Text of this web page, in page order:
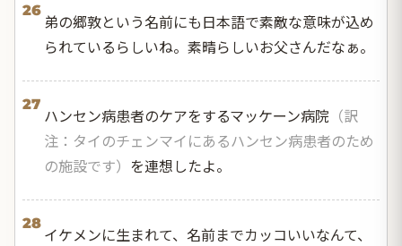
26
弟の郷敦という名前にも日本語で素敵な意味が込め
られているらしいね。素晴らしいお父さんだなぁ。
27
ハンセン病患者のケアをするマッケーン病院 （訳
注：タイのチェンマイにあるハンセン病患者のため
の施設です） を連想したよ。
28
イケメンに生まれて、名前までカッコいいなんて、